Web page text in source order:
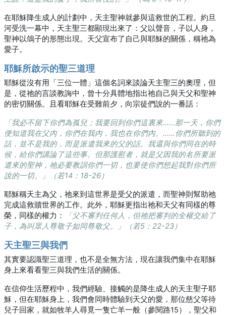
在耶穌降生成人的計劃中，天主聖神就參與這救世的工程。約旦
河受洗一幕中，天主聖三都顯現出來了：父以聲音，子以人身，
聖神以鴿子的形態出現。天父宣布了自己與耶穌的關係，稱祂為
愛子。
耶穌所啟示的聖三道理
耶穌從沒有用「三位一體」這個名詞來談論天主聖三的奧理，但
是，從祂的言談教誨中，曾十分具體地指出祂自己與天父和聖神
的密切關係。且看耶穌在受難前夕，向宗徒們說的一番話：
「我必不留下你們為孤兒；我要回到你們這裏來……那一天，你們
便知道我在父內，你們在我內，我也在你們內。……你們所聽到的
話，並不是我的，而是派遣我來的父的話。我還與你們同在的時
候，給你們講論了這些事。但那護慰者，就是父因我的名所要派
遣來的聖神，祂必要教訓你們一切，也要使你們想起我對你們所
說的一切。」（若14：18-26）
耶穌稱天主為父，祂來到這世界是受父的派遣，而聖神則幫助祂
完成這救贖世界的工作。此外，耶穌更指出祂和天父有同樣的尊
榮，同樣的權力：
「父不審判任何人，但祂把審判的全權交給了
子，為叫眾人尊敬子如同尊敬父。」（若5：22-23）
天主聖三與我們
其實要認識聖三道理，也不是全無方法，現在讓我們集中在耶穌
身上來看看聖三與我們生活的關係。
在信仰生活歷程中，我們經驗、接觸的是降生成人的天主聖子耶
穌，但在耶穌身上，我們會同時體驗到天父的愛，那位慈父等待
兒子回家，就如牧羊人尋覓一隻亡羊一般（參閱路15），聖父和